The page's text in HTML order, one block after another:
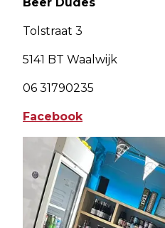
Beer Dudes
Tolstraat 3
5141 BT Waalwijk
06 31790235
Facebook